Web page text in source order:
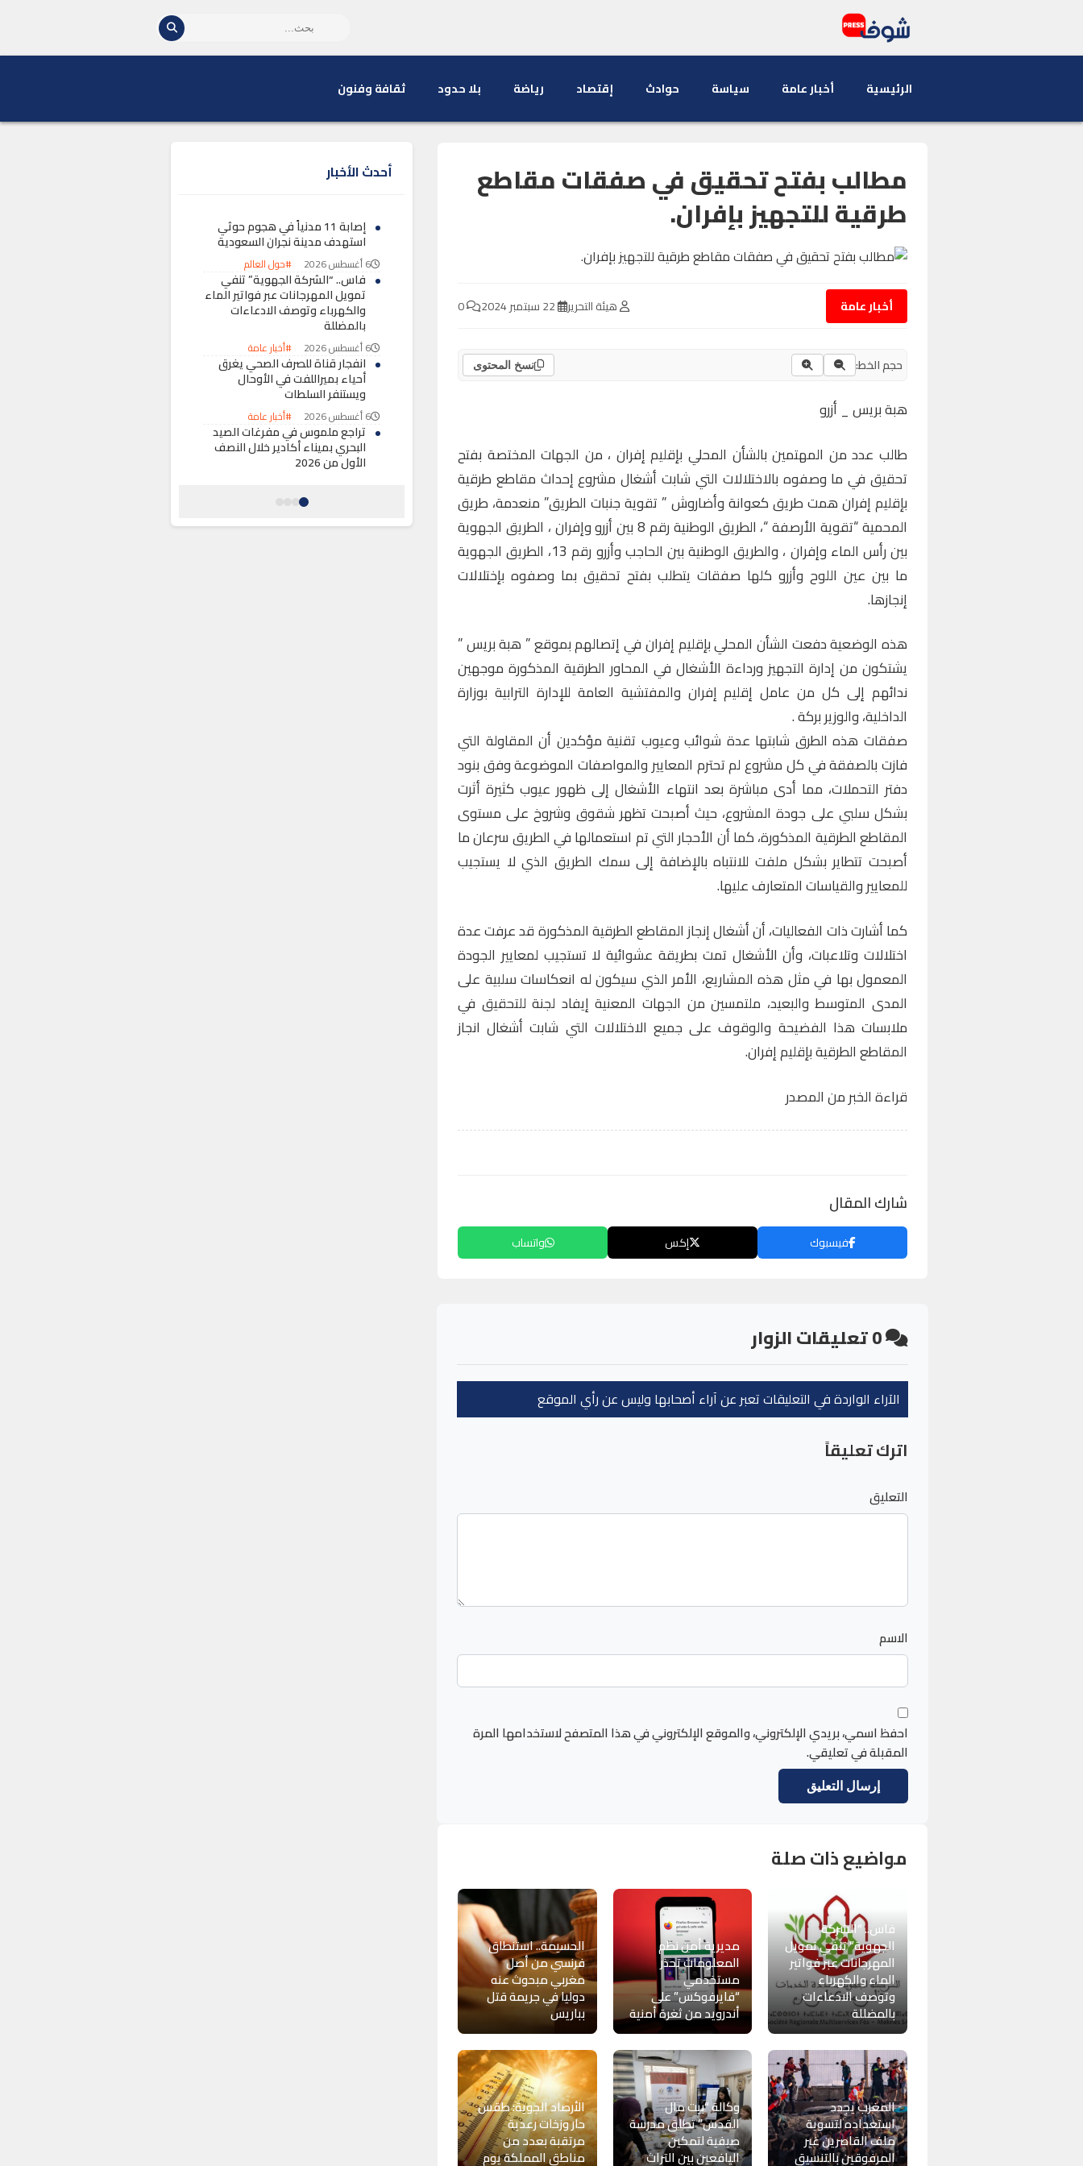
الرئيسية أخبار عامة سياسة حوادث إقتصاد رياضة بلا حدود ثقافة وفنون
مطالب بفتح تحقيق في صفقات مقاطع
طرقية للتجهيز بإفران.
أخبار عامة هيئة التحرير
حجم الخط: نسخ المحتوى
هبة بريس _ أزرو
طالب عدد من المهتمين بالشأن المحلي بإقليم إفران ، من الجهات المختصة بفتح
تحقيق في ما وصفوه بالاختلالات التي شابت أشغال مشروع إحداث مقاطع طرقية
بإقليم إفران همت طريق كعوانة وأضاروش ” تقوية جنبات الطريق” منعدمة، طريق
المحمية “تقوية الأرصفة “، الطريق الوطنية رقم 8 بين أزرو وإفران ، الطريق الجهوية
بين رأس الماء وإفران ، والطريق الوطنية بين الحاجب وأزرو رقم 13، الطريق الجهوية
ما بين عين اللوح وأزرو كلها صفقات يتطلب بفتح تحقيق بما وصفوه بإختلالات
إنجازها.
هذه الوضعية دفعت الشأن المحلي بإقليم إفران في إتصالهم بموقع ” هبة بريس ”
يشتكون من إدارة التجهيز ورداءة الأشغال في المحاور الطرقية المذكورة موجهين
ندائهم إلى كل من عامل إقليم إفران والمفتشية العامة للإدارة الترابية بوزارة
الداخلية، والوزير بركة .
صفقات هذه الطرق شابتها عدة شوائب وعيوب تقنية مؤكدين أن المقاولة التي
فازت بالصفقة في كل مشروع لم تحترم المعايير والمواصفات الموضوعة وفق بنود
دفتر التحملات، مما أدى مباشرة بعد انتهاء الأشغال إلى ظهور عيوب كثيرة أثرت
بشكل سلبي على جودة المشروع، حيث أصبحت تظهر شقوق وشروخ على مستوى
المقاطع الطرقية المذكورة، كما أن الأحجار التي تم استعمالها في الطريق سرعان ما
أصبحت تتطاير بشكل ملفت للانتباه بالإضافة إلى سمك الطريق الذي لا يستجيب
للمعايير والقياسات المتعارف عليها.
كما أشارت ذات الفعاليات، أن أشغال إنجاز المقاطع الطرقية المذكورة قد عرفت عدة
اختلالات وتلاعبات، وأن الأشغال تمت بطريقة عشوائية لا تستجيب لمعايير الجودة
المعمول بها في مثل هذه المشاريع، الأمر الذي سيكون له انعكاسات سلبية على
المدى المتوسط والبعيد، ملتمسين من الجهات المعنية إيفاد لجنة للتحقيق في
ملابسات هذا الفضيحة والوقوف على جميع الاختلالات التي شابت أشغال انجاز
المقاطع الطرقية بإقليم إفران.
قراءة الخبر من المصدر
شارك المقال
فيسبوك إكس واتساب
0تعليقات الزوار
الآراء الواردة في التعليقات تعبر عن آراء أصحابها وليس عن رأي الموقع
اترك تعليقاً
التعليق
الاسم
احفظ اسمي، بريدي الإلكتروني، والموقع الإلكتروني في هذا المتصفح لاستخدامها المرة
المقبلة في تعليقي.
مواضيع ذات صلة
فاس.. “الشركة
الجهوية” تنفي تمويل
المهرجانات عبر فواتير
الماء والكهرباء
وتوصف الادعاءات
بالمضللة
مديرية أمن نظم
المعلومات تحذر
مستخدمي
“فايرفوكس” على
أندرويد من ثغرة أمنية
الحسيمة.. استنطاق
فرنسي من أصل
مغربي مبحوث عنه
دوليا في جريمة قتل
بباريس
المغرب يجدد
استعداده لتسوية
ملف القاصرين غير
المرفوقين بالتنسيق
وكالة “بيت مال
القدس” تطلق مدرسة
صيفية لتمكين
اليافعين بين التراث
الأرصاد الجوية: طقس
حار وزخات رعدية
مرتقبة بعدد من
مناطق المملكة يوم
أحدث الأخبار
إصابة 11 مدنياً في هجوم حوثي
استهدف مدينة نجران السعودية
6 أغسطس 2026 #حول العالم
فاس.. “الشركة الجهوية” تنفي
تمويل المهرجانات عبر فواتير الماء
والكهرباء وتوصف الادعاءات
بالمضللة
6 أغسطس 2026 #أخبار عامة
انفجار قناة للصرف الصحي يغرق
أحياء بميراللفت في الأوحال
ويستنفر السلطات
6 أغسطس 2026 #أخبار عامة
تراجع ملموس في مفرغات الصيد
البحري بميناء أكادير خلال النصف
الأول من 2026
مديرية أمن نظم المعلومات تحذر
أندرويد من ثغرة أمنية